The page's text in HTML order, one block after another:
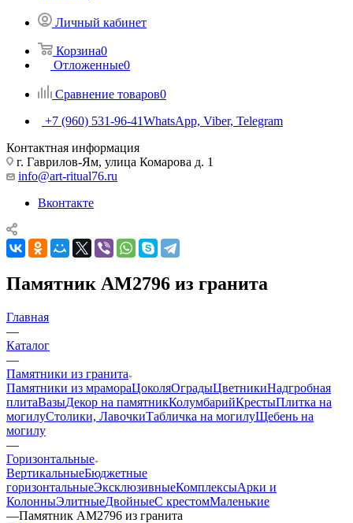
Личный кабинет
Корзина0
Отложенные0
Сравнение товаров0
+7 (960) 531-96-41WhatsApp, Viber, Telegram
Контактная информация
г. Гаврилов-Ям, улица Комарова д. 1
info@art-ritual76.ru
Вконтакте
Памятник AM2796 из гранита
Главная
—
Каталог
—
Памятники из гранита
Памятники из мрамораЦоколяОградыЦветникиНадгробная
плитаВазыДекор на памятникКолумбарийКрестыПлитка на
могилуСтолики, ЛавочкиТабличка на могилуЩебень на
могилу
—
Горизонтальные
ВертикальныеБюджетные
горизонтальныеЭксклюзивныеКомплексыАрки и
КолонныЭлитныеДвойныеС крестомМаленькие
—Памятник AM2796 из гранита